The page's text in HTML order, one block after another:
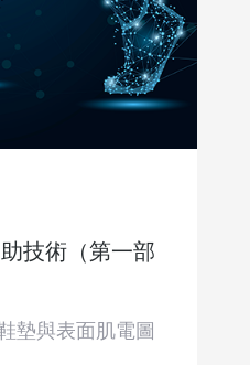
技術（第一部
墊與表面肌電圖